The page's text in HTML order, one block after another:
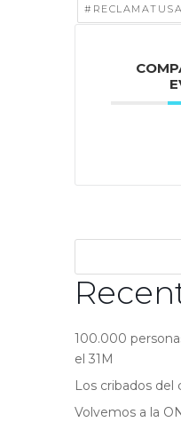
100.000
el 31M
Los cribados del
Volvemos a la